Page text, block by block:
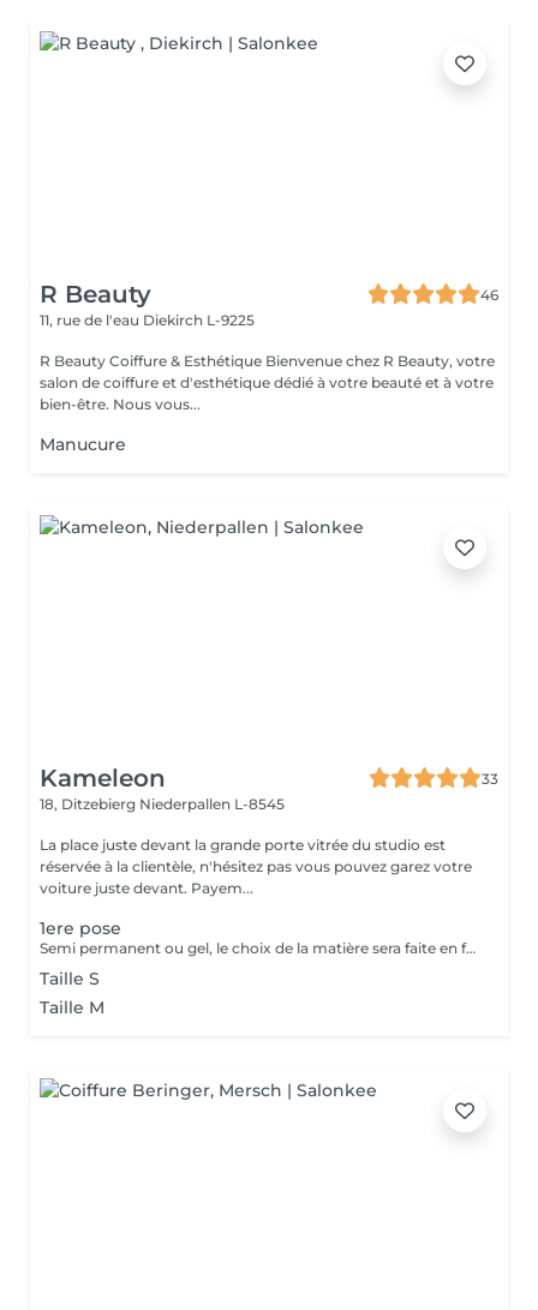
R Beauty
46
11, rue de l'eau Diekirch L-9225
R Beauty Coiffure & Esthétique Bienvenue chez R Beauty, votre
salon de coiffure et d'esthétique dédié à votre beauté et à votre
bien-être. Nous vous...
Manucure
Kameleon
33
18, Ditzebierg Niederpallen L-8545
La place juste devant la grande porte vitrée du studio est
réservée à la clientèle, n'hésitez pas vous pouvez garez votre
voiture juste devant. Payem...
1ere pose
Semi permanent ou gel, le choix de la matière sera faite en fonction de la nature de vos ongles après diagnostic.
Taille S
Taille M